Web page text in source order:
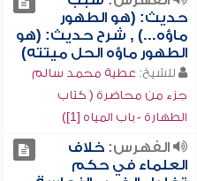
حديث: (هو الطهور
ماؤه...) , شرح حديث: (هو
الطهور ماؤه الحل ميتته)
للشيخ: عطية محمد سالم
جزء من محاضرة ( كتاب
الطهارة - باب المياه [1])
الفهرس:خلاف
العلماء في حكم